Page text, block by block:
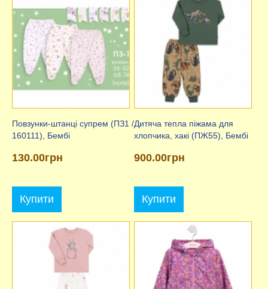
Повзунки-штанці супрем (ПЗ1 /
160111), Бембі
130.00грн
Купити
Дитяча тепла піжама для
хлопчика, хакі (ПЖ55), Бембі
900.00грн
Купити